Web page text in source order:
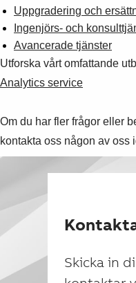
Uppgradering och
Ingenjörs- och
Avancerade tjänster
Utforska vårt omfattande
Analytics service
Om du har fler frågor eller
kontakta oss någon av oss
Skicka in